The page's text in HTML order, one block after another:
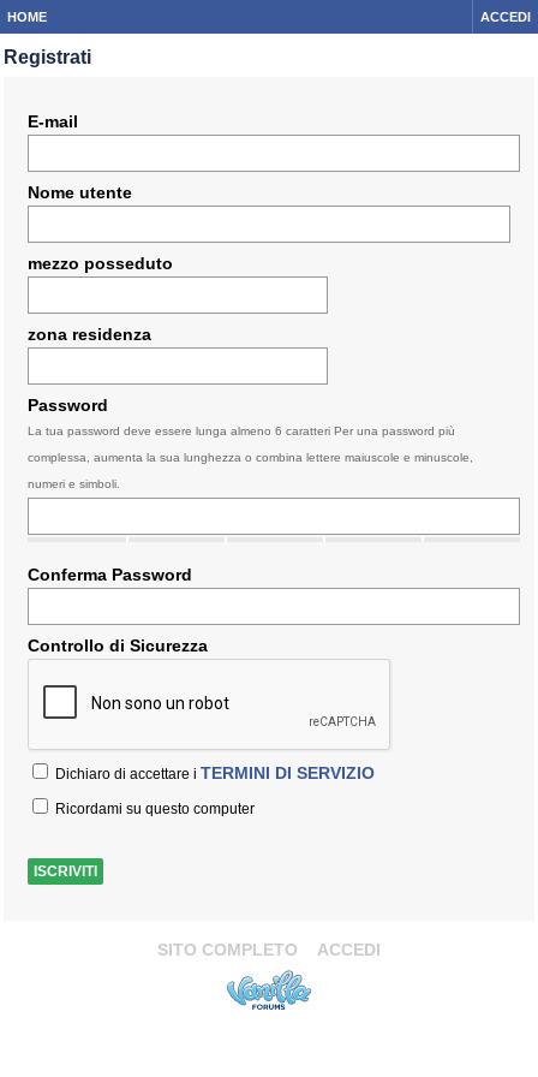
HOME ACCEDI
Registrati
E-mail
Nome utente
mezzo posseduto
zona residenza
Password
La tua password deve essere lunga almeno 6 caratteri Per una password più
complessa, aumenta la sua lunghezza o combina lettere maiuscole e minuscole,
numeri e simboli.
Conferma Password
Controllo di Sicurezza
Dichiaro di accettare i TERMINI DI SERVIZIO
Ricordami su questo computer
SITO COMPLETO ACCEDI